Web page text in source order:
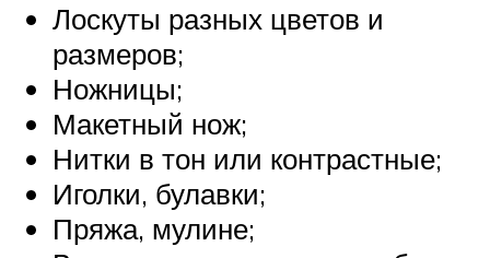
Лоскуты разных цветов и
размеров;
Ножницы;
Макетный нож;
Нитки в тон или контрастные;
Иголки, булавки;
Пряжа, мулине;